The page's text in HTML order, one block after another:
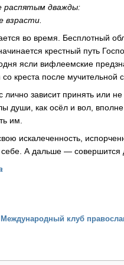
распятым дважды:
взрасти.
во время. Бесплотный
крестный путь
ясли вифлеемские
креста после
лично зависит принять или
души, как осёл и вол,
им.
искалеченность,
А дальше — совершится
Международный клуб